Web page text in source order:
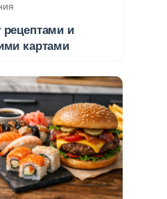
и
картами